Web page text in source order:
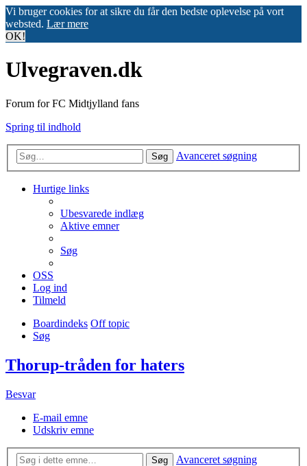
Vi bruger cookies for at sikre du får den bedste oplevelse på vort
websted. Lær mere
OK!
Ulvegraven.dk
Forum for FC Midtjylland fans
Spring til indhold
Søg Avanceret søgning
Hurtige links
Ubesvarede indlæg
Aktive emner
Søg
OSS
Log ind
Tilmeld
Boardindeks Off topic
Søg
Thorup-tråden for haters
Besvar
E-mail emne
Udskriv emne
Søg
Avanceret søgning